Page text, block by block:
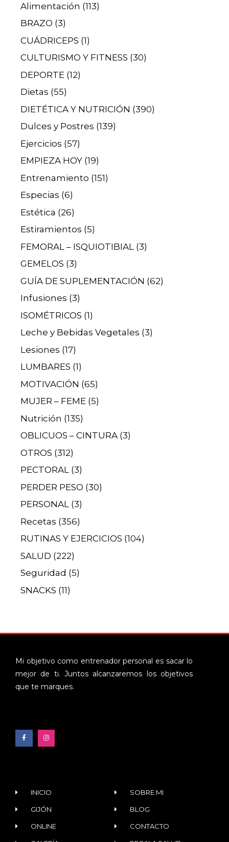
Alimentación (113)
BRAZO (3)
CUÁDRICEPS (1)
CULTURISMO Y FITNESS (30)
DEPORTE (12)
Dietas (55)
DIETÉTICA Y NUTRICIÓN (390)
Dulces y Postres (139)
Ejercicios (57)
EMPIEZA HOY (19)
Entrenamiento (151)
Especias (6)
Estética (26)
Estiramientos (5)
FEMORAL – ISQUIOTIBIAL (3)
GEMELOS (3)
GUÍA DE SUPLEMENTACIÓN (62)
Infusiones (3)
ISOMÉTRICOS (1)
Leche y Bebidas Vegetales (3)
Lesiones (17)
LUMBARES (1)
MOTIVACIÓN (65)
MUJER – FEME (5)
Nutrición (135)
OBLICUOS – CINTURA (3)
OTROS (312)
PECTORAL (3)
PERDER PESO (30)
PERSONAL (3)
Recetas (356)
RUTINAS Y EJERCICIOS (104)
SALUD (222)
Seguridad (5)
SNACKS (11)
Mi objetivo como entrenador personal es sacar lo
mejor de ti. Juntos alcanzaremos los objetivos
que te marques.
INICIO
GIJÓN
ONLINE
SOBRE MI
BLOG
CONTACTO